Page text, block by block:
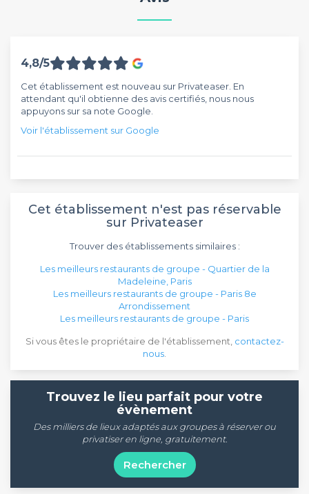
4,8/5
Cet établissement est nouveau sur Privateaser. En
attendant qu'il obtienne des avis certifiés, nous nous
appuyons sur sa note Google.
Voir l'établissement sur Google
Cet établissement n'est pas réservable
sur Privateaser
Trouver des établissements similaires :
Les meilleurs restaurants de groupe - Quartier de la
Madeleine, Paris
Les meilleurs restaurants de groupe - Paris 8e
Arrondissement
Les meilleurs restaurants de groupe - Paris
Si vous êtes le propriétaire de l'établissement, contactez-
nous
Trouvez le lieu parfait pour votre
évènement
Des milliers de lieux adaptés aux groupes à réserver ou
privatiser en ligne, gratuitement.
Rechercher